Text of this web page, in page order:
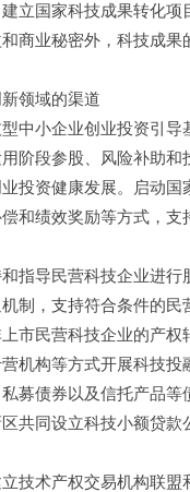
立国家科技成果转化
商业秘密外，科技成
领域的渠道
中小企业创业投资引
阶段参股、风险补助
投资健康发展。启动
和绩效奖励等方式，
指导民营科技企业进
制，支持符合条件的民
市民营科技企业的产权
机构等方式开展科技
募债券以及信托产品
共同设立科技小额贷
技术产权交易机构联